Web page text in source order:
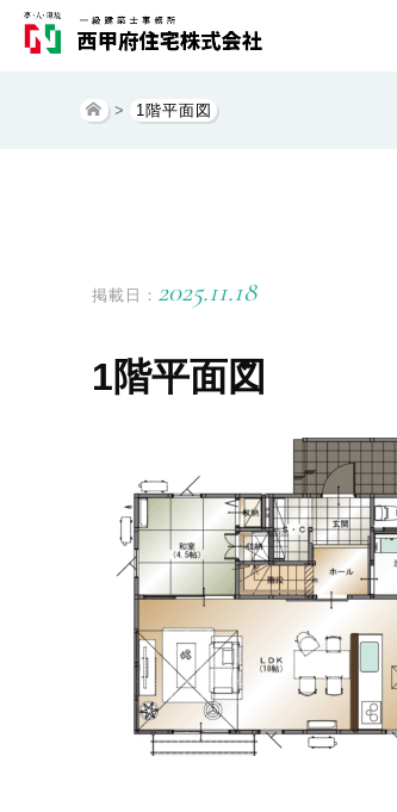
> 1階平面図
掲載日： 2025.11.18
1階平面図